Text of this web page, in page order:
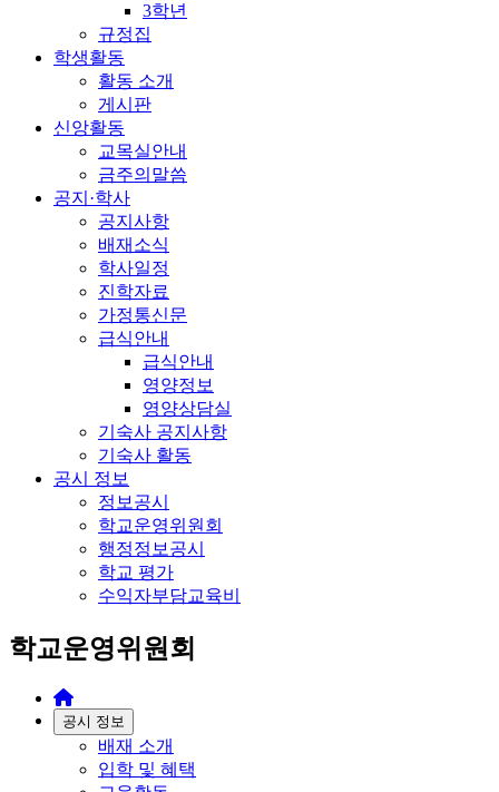
3학년
규정집
학생활동
활동 소개
게시판
신앙활동
교목실안내
금주의말씀
공지·학사
공지사항
배재소식
학사일정
진학자료
가정통신문
급식안내
급식안내
영양정보
영양상담실
기숙사 공지사항
기숙사 활동
공시 정보
정보공시
학교운영위원회
행정정보공시
학교 평가
수익자부담교육비
학교운영위원회
공시 정보
배재 소개
입학 및 혜택